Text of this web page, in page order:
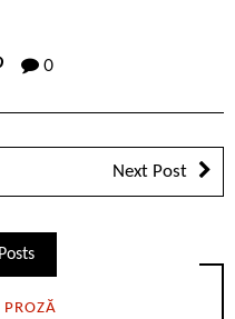
0
Next Post
PROZĂ